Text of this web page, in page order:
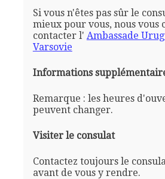
Si vous n'êtes pas sûr le
mieux pour vous, nous vous
contacter l' Ambassade
Varsovie
Informations
Remarque : les heures
peuvent changer.
Visiter le consulat
Contactez toujours le
avant de vous y rendre.